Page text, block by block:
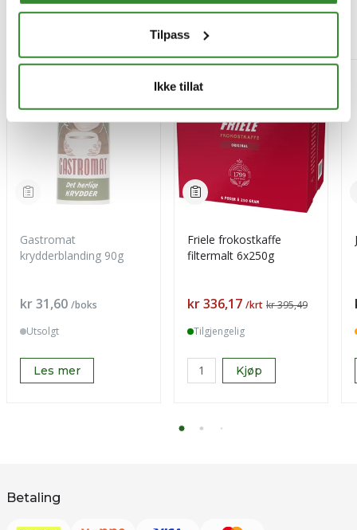
Tilpass
Ikke tillat
Gastromat
krydderblanding 90g
Pris
kr 31,60 /boks
Utsolgt
Les mer
Friele frokostkaffe
filtermalt 6x250g
Pris
kr 336,17 /krt kr 395,49
Tilgjengelig
Kjøp
Betaling